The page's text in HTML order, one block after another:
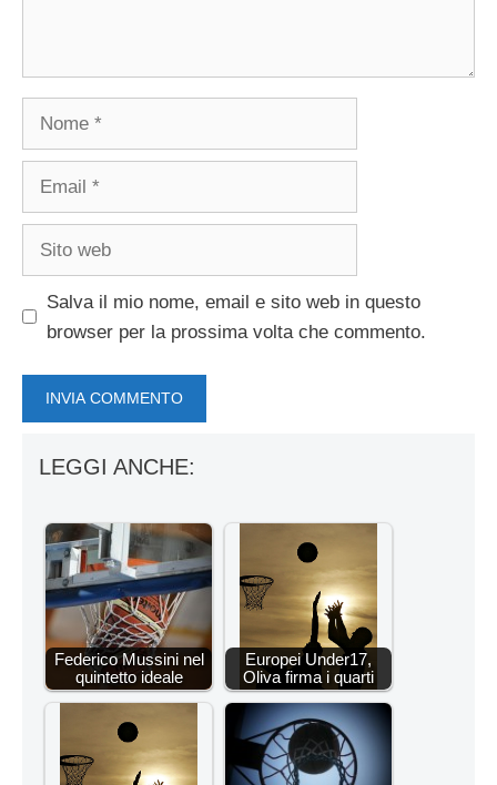
Salva il mio nome, email e sito web in questo
browser per la prossima volta che commento.
LEGGI ANCHE:
Federico Mussini nel
quintetto ideale
Europei Under17,
Oliva firma i quarti